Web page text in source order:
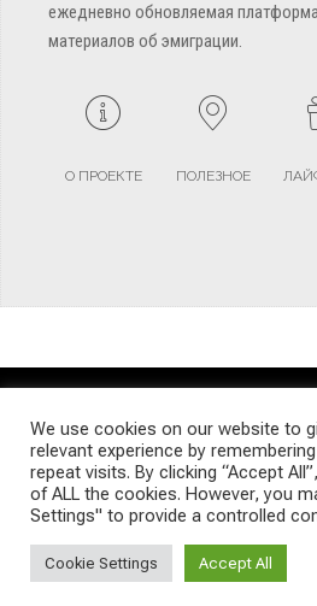
ежедневно обновляемая
материалов об эмиграции.
О ПРОЕКТЕ ПОЛЕЗНОЕ
TERMS AND CONDITIONS
© Emigrants Life WordPress
We use cookies on our website to
relevant experience by
repeat visits. By clicking “Accept
of ALL the cookies. However, you
Settings" to provide a controlled
Cookie Settings Accept All